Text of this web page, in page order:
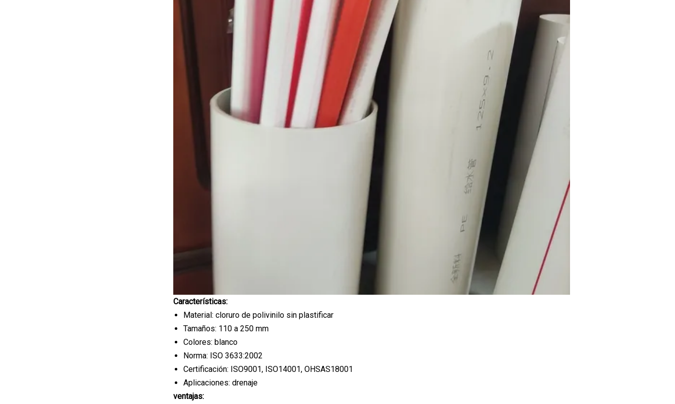
Características:
Material: cloruro de polivinilo sin plastificar
Tamaños: 110 a 250 mm
Colores: blanco
Norma: ISO 3633:2002
Certificación: ISO9001, ISO14001, OHSAS18001
Aplicaciones: drenaje
ventajas: